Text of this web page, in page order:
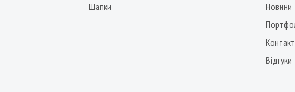
Шапки
Новини
Відгуки